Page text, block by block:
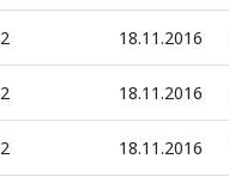
2 18.11.2016
2 18.11.2016
2 18.11.2016